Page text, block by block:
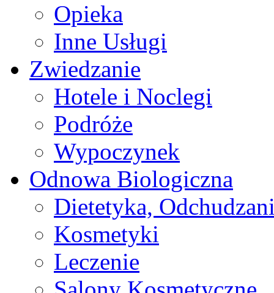
Opieka
Inne Usługi
Zwiedzanie
Hotele i Noclegi
Podróże
Wypoczynek
Odnowa Biologiczna
Dietetyka,
Kosmetyki
Leczenie